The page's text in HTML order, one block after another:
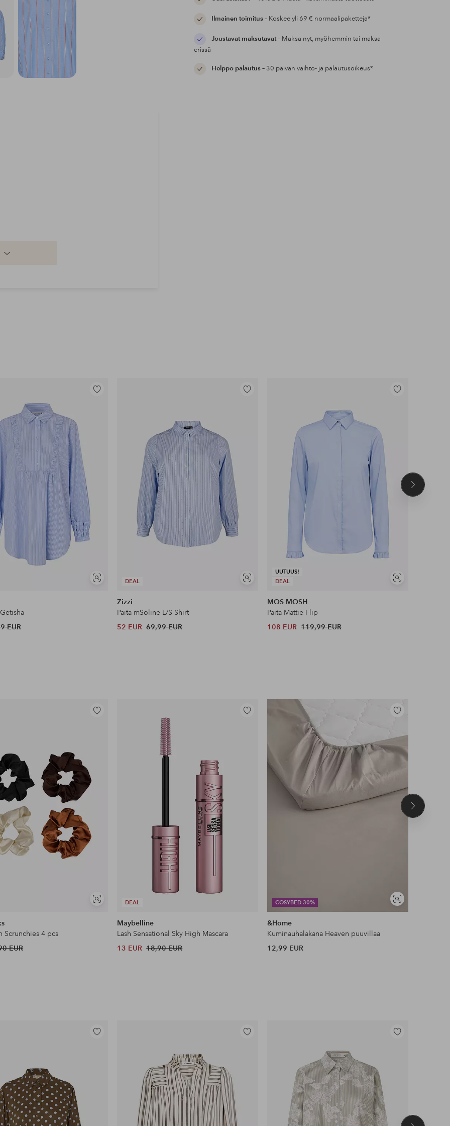
Ilmainen toimitus– Koskee yli 69 € normaalipaketteja*
Joustavat maksutavat– Maksa nyt, myöhemmin tai maksa
erissä
Helppo palautus– 30 päivän vaihto- ja palautusoikeus*
Näytä
Lisää
EUR
DEAL
Näytä
Lisää
Zizzi
Paita mSoline L/S Shirt
52 EUR 69,99 EUR
UUTUUS!
DEAL
Näytä
Lisää
MOS MOSH
Paita Mattie Flip
108 EUR 119,99 EUR
Seuraava
Näytä
Lisää
Scrunchies 4 pcs
EUR
DEAL
Lisää
Maybelline
Lash Sensational Sky High Mascara
13 EUR 18,90 EUR
COSYBED 30%
Näytä
samankaltaisia
Lisää
&Home
Kuminauhalakana Heaven puuvillaa
12,99 EUR
Seuraava
Lisää
Lisää
Lisää